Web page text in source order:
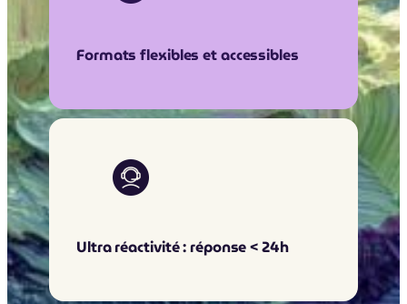
Formats flexibles et accessibles
Ultra réactivité : réponse < 24h